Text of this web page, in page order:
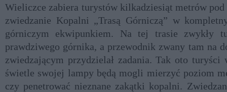
Wieliczce zabiera turystów kilkadziesiąt metrów pod
zwiedzanie Kopalni „Trasą Górniczą” w
górniczym ekwipunkiem. Na tej trasie zwykły
prawdziwego górnika, a przewodnik zwany tam na
zwiedzającym przydzielał zadania. Tak oto turyści
świetle swojej lampy będą mogli mierzyć poziom
czy penetrować nieznane zakątki kopalni.